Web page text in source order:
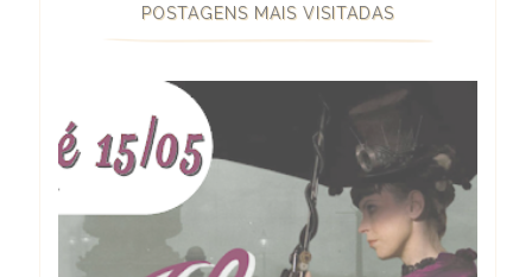
POSTAGENS MAIS VISITADAS